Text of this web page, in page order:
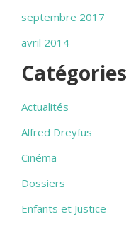
septembre 2017
avril 2014
Catégories
Actualités
Alfred Dreyfus
Cinéma
Dossiers
Enfants et Justice